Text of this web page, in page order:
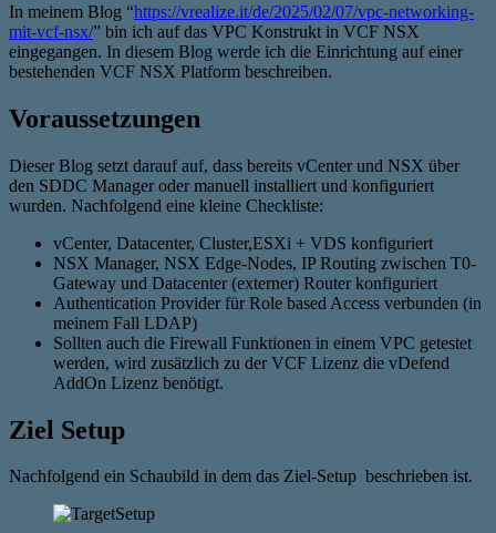
In meinem Blog “https://vrealize.it/de/2025/02/07/vpc-networking-
mit-vcf-nsx/” bin ich auf das VPC Konstrukt in VCF NSX
eingegangen. In diesem Blog werde ich die Einrichtung auf einer
bestehenden VCF NSX Platform beschreiben.
Voraussetzungen
Dieser Blog setzt darauf auf, dass bereits vCenter und NSX über
den SDDC Manager oder manuell installiert und konfiguriert
wurden. Nachfolgend eine kleine Checkliste:
vCenter, Datacenter, Cluster,ESXi + VDS konfiguriert
NSX Manager, NSX Edge-Nodes, IP Routing zwischen T0-
Gateway und Datacenter (externer) Router konfiguriert
Authentication Provider für Role based Access verbunden (in
meinem Fall LDAP)
Sollten auch die Firewall Funktionen in einem VPC getestet
werden, wird zusätzlich zu der VCF Lizenz die vDefend
AddOn Lizenz benötigt.
Ziel Setup
Nachfolgend ein Schaubild in dem das Ziel-Setup beschrieben ist.